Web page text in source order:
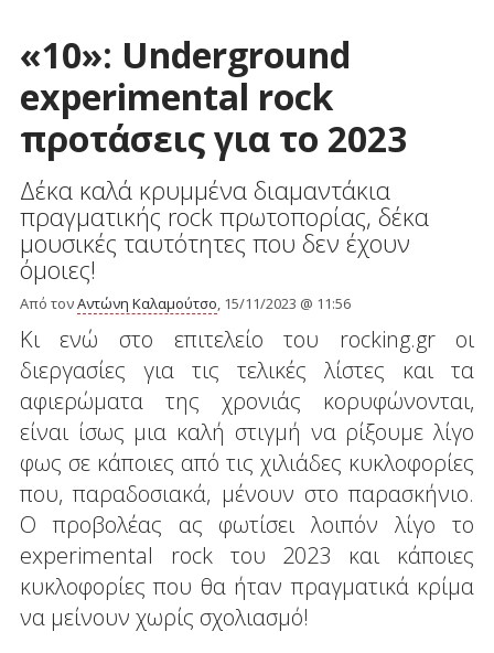
«10»: Underground
experimental rock
προτάσεις για το 2023
Δέκα καλά κρυμμένα διαμαντάκια
πραγματικής rock πρωτοπορίας, δέκα
μουσικές ταυτότητες που δεν έχουν
όμοιες!
Από τονΑντώνη Καλαμούτσο, 15/11/2023 @ 11:56
Κι ενώ στο επιτελείο του rocking.gr οι
διεργασίες για τις τελικές λίστες και τα
αφιερώματα της χρονιάς κορυφώνονται,
είναι ίσως μια καλή στιγμή να ρίξουμε λίγο
φως σε κάποιες από τις χιλιάδες κυκλοφορίες
που, παραδοσιακά, μένουν στο παρασκήνιο.
Ο προβολέας ας φωτίσει λοιπόν λίγο το
experimental rock του 2023 και κάποιες
κυκλοφορίες που θα ήταν πραγματικά κρίμα
να μείνουν χωρίς σχολιασμό!